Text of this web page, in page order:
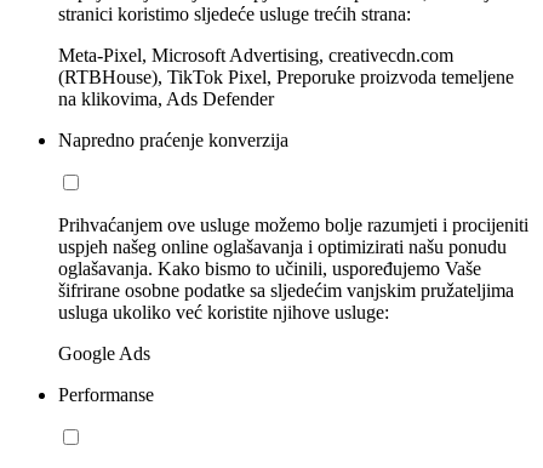
stranici koristimo sljedeće usluge trećih strana:
Meta-Pixel, Microsoft Advertising, creativecdn.com
(RTBHouse), TikTok Pixel, Preporuke proizvoda temeljene
na klikovima, Ads Defender
Napredno praćenje konverzija
Prihvaćanjem ove usluge možemo bolje razumjeti i procijeniti
uspjeh našeg online oglašavanja i optimizirati našu ponudu
oglašavanja. Kako bismo to učinili, uspoređujemo Vaše
šifrirane osobne podatke sa sljedećim vanjskim pružateljima
usluga ukoliko već koristite njihove usluge:
Google Ads
Performanse